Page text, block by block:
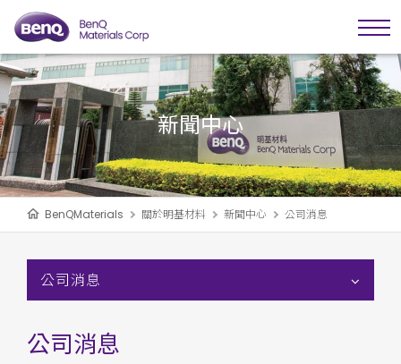
新聞中心
BenQMaterials 關於明基材料 新聞中心 公司消息
公司消息
公司消息